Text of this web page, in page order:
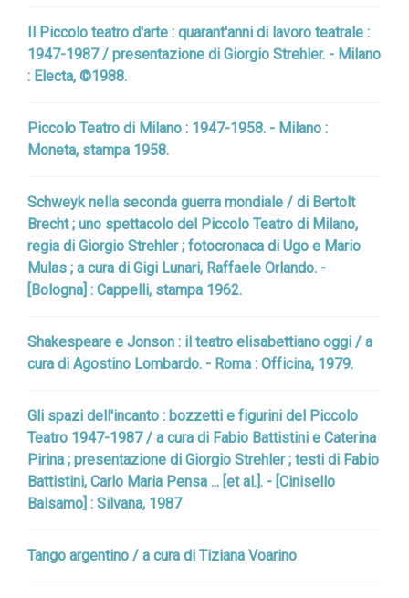
Il Piccolo teatro d'arte : quarant'anni di lavoro teatrale :
1947-1987 / presentazione di Giorgio Strehler. - Milano
: Electa, ©1988.
Piccolo Teatro di Milano : 1947-1958. - Milano :
Moneta, stampa 1958.
Schweyk nella seconda guerra mondiale / di Bertolt
Brecht ; uno spettacolo del Piccolo Teatro di Milano,
regia di Giorgio Strehler ; fotocronaca di Ugo e Mario
Mulas ; a cura di Gigi Lunari, Raffaele Orlando. -
[Bologna] : Cappelli, stampa 1962.
Shakespeare e Jonson : il teatro elisabettiano oggi / a
cura di Agostino Lombardo. - Roma : Officina, 1979.
Gli spazi dell'incanto : bozzetti e figurini del Piccolo
Teatro 1947-1987 / a cura di Fabio Battistini e Caterina
Pirina ; presentazione di Giorgio Strehler ; testi di Fabio
Battistini, Carlo Maria Pensa ... [et al.]. - [Cinisello
Balsamo] : Silvana, 1987
Tango argentino / a cura di Tiziana Voarino